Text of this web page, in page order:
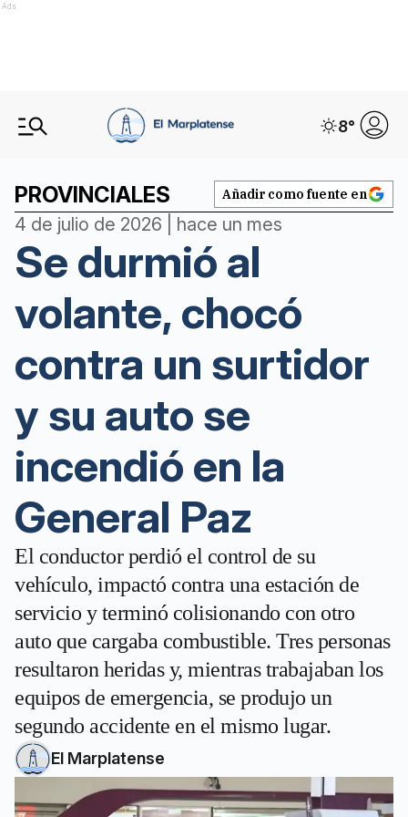
Ads
8°
PROVINCIALES Añadir como fuente en
4 de julio de 2026 | hace un mes
Se durmió al
volante, chocó
contra un surtidor
y su auto se
incendió en la
General Paz
El conductor perdió el control de su
vehículo, impactó contra una estación de
servicio y terminó colisionando con otro
auto que cargaba combustible. Tres personas
resultaron heridas y, mientras trabajaban los
equipos de emergencia, se produjo un
segundo accidente en el mismo lugar.
El Marplatense